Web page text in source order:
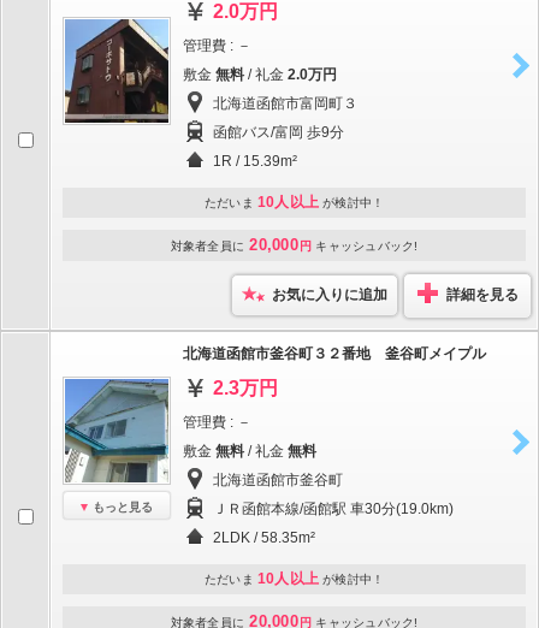
2.0万円
管理費 : －
敷金 無料 / 礼金 2.0万円
北海道函館市富岡町３
函館バス/富岡 歩9分
1R / 15.39m²
ただいま 10人以上 が検討中！
対象者全員に 20,000 円 キャッシュバック!
お気に入りに追加 詳細を見る
もっと見る
北海道函館市釜谷町３２番地 釜谷町メイプル
2.3万円
管理費 : －
敷金 無料 / 礼金 無料
北海道函館市釜谷町
ＪＲ函館本線/函館駅 車30分(19.0km)
2LDK / 58.35m²
ただいま 10人以上 が検討中！
対象者全員に 20,000 円 キャッシュバック!